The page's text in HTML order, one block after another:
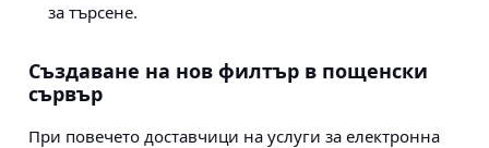
за търсене.
Създаване на нов филтър в пощенски
сървър
При повечето доставчици на услуги за електронна